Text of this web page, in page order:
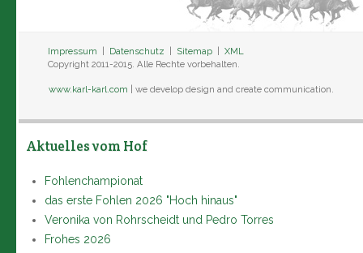
Impressum | Datenschutz | Sitemap |XML
Copyright 2011-2015. Alle Rechte vorbehalten.
www.karl-karl.com | we develop design and create communication.
Aktuelles vom Hof
Fohlenchampionat
das erste Fohlen 2026 "Hoch hinaus"
Veronika von Rohrscheidt und Pedro Torres
Frohes 2026